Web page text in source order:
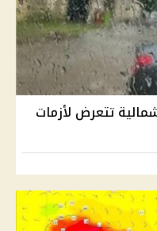
تتعرض لأزمات